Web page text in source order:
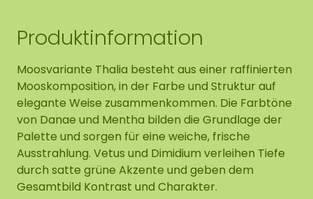
Produktinformation
Moosvariante Thalia besteht aus einer raffinierten
Mooskomposition, in der Farbe und Struktur auf
elegante Weise zusammenkommen. Die Farbtöne
von Danae und Mentha bilden die Grundlage der
Palette und sorgen für eine weiche, frische
Ausstrahlung. Vetus und Dimidium verleihen Tiefe
durch satte grüne Akzente und geben dem
Gesamtbild Kontrast und Charakter.